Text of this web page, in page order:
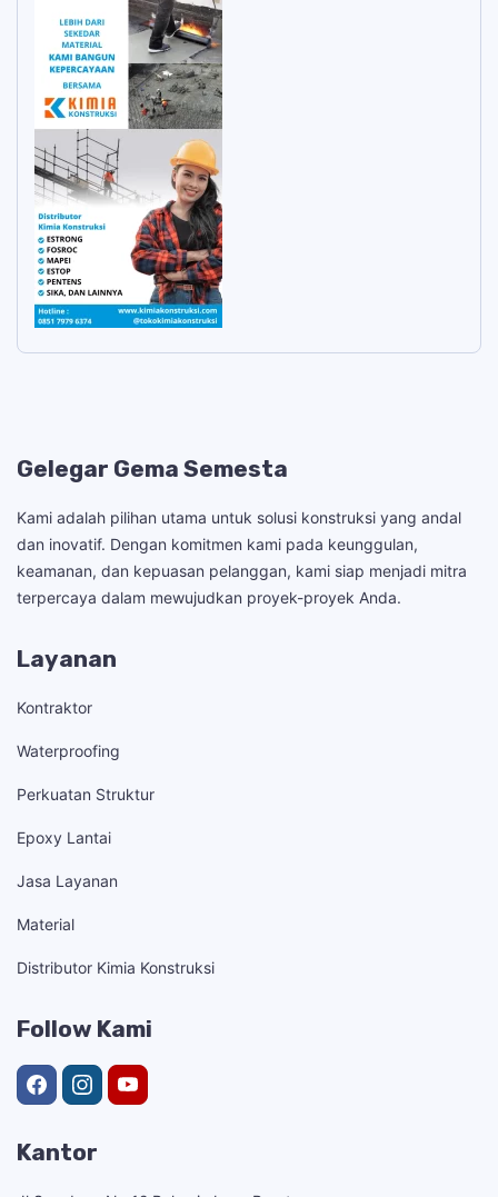
Gelegar Gema Semesta
Kami adalah pilihan utama untuk solusi konstruksi yang andal
dan inovatif. Dengan komitmen kami pada keunggulan,
keamanan, dan kepuasan pelanggan, kami siap menjadi mitra
terpercaya dalam mewujudkan proyek-proyek Anda.
Layanan
Kontraktor
Waterproofing
Perkuatan Struktur
Epoxy Lantai
Jasa Layanan
Material
Distributor Kimia Konstruksi
Follow Kami
Kantor